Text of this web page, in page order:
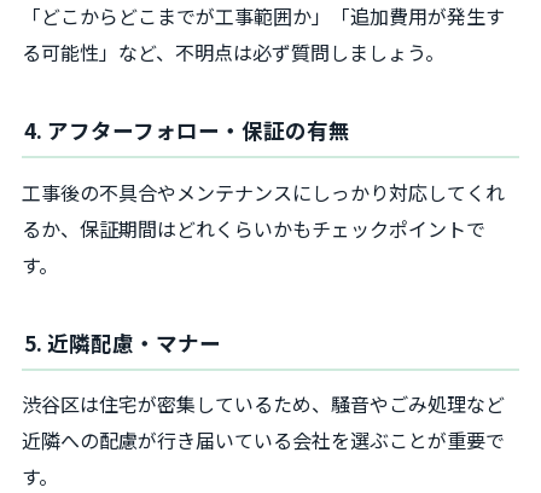
「どこからどこまでが工事範囲か」「追加費用が発生す
る可能性」など、不明点は必ず質問しましょう。
4. アフターフォロー・保証の有無
工事後の不具合やメンテナンスにしっかり対応してくれ
るか、保証期間はどれくらいかもチェックポイントで
す。
5. 近隣配慮・マナー
渋谷区は住宅が密集しているため、騒音やごみ処理など
近隣への配慮が行き届いている会社を選ぶことが重要で
す。